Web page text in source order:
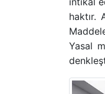
haktır.
Yasal